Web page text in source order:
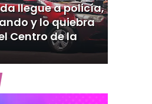
llegue a policía,
y lo quiebra
Centro de la